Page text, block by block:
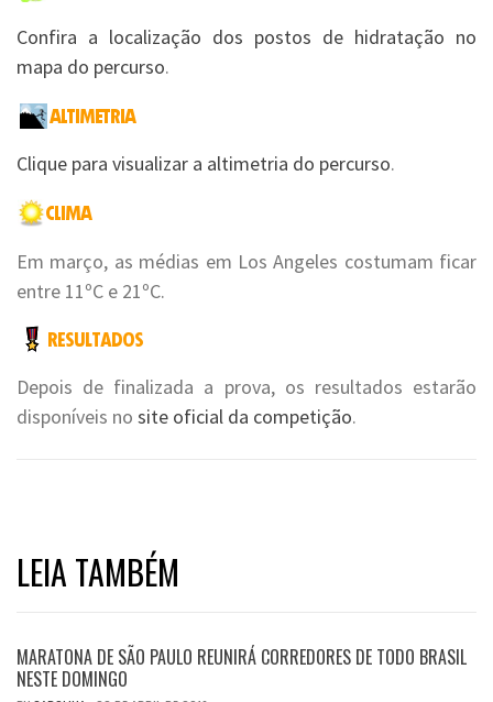
Confira a localização dos postos de hidratação no
mapa do percurso.
Clique para visualizar a altimetria do percurso.
Em março, as médias em Los Angeles costumam ficar
entre 11ºC e 21ºC.
Depois de finalizada a prova, os resultados estarão
disponíveis no site oficial da competição.
LEIA TAMBÉM
MARATONA DE SÃO PAULO REUNIRÁ CORREDORES DE TODO BRASIL
NESTE DOMINGO